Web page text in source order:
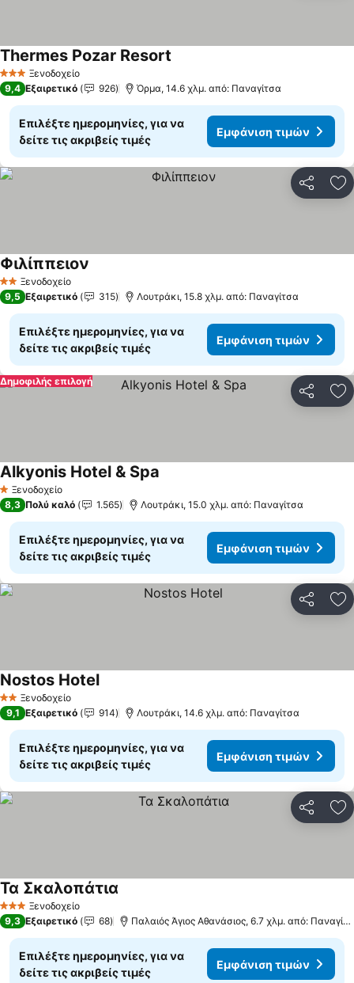
3 ΑστέριαΞενοδοχείο
Thermes Pozar Resort
9,4 Εξαιρετικό 926 Όρμα, 14.6 χλμ. από: Παναγίτσα
Επιλέξτε ημερομηνίες, για να
δείτε τις ακριβείς τιμές
Εμφάνιση τιμών
2 ΑστέριαΞενοδοχείο
Φιλίππειον
9,5 Εξαιρετικό 315 Λουτράκι, 15.8 χλμ. από: Παναγίτσα
Επιλέξτε ημερομηνίες, για να
δείτε τις ακριβείς τιμές
Εμφάνιση τιμών
Δημοφιλής επιλογή
1 Αστέρια
Ξενοδοχείο
Alkyonis Hotel & Spa
8,3 Πολύ καλό 1.565 Λουτράκι, 15.0 χλμ. από: Παναγίτσα
Επιλέξτε ημερομηνίες, για να
δείτε τις ακριβείς τιμές
Εμφάνιση τιμών
2 ΑστέριαΞενοδοχείο
Nostos Hotel
9,1 Εξαιρετικό 914 Λουτράκι, 14.6 χλμ. από: Παναγίτσα
Επιλέξτε ημερομηνίες, για να
δείτε τις ακριβείς τιμές
Εμφάνιση τιμών
3 ΑστέριαΞενοδοχείο
Τα Σκαλοπάτια
9,3 Εξαιρετικό 68 Παλαιός Άγιος Αθανάσιος, 6.7 χλμ. από: Παναγίτσα
Επιλέξτε ημερομηνίες, για να
δείτε τις ακριβείς τιμές
Εμφάνιση τιμών